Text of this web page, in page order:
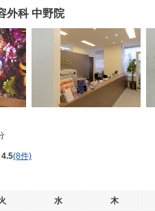
外科 中野院
4.5(8件)
水 木